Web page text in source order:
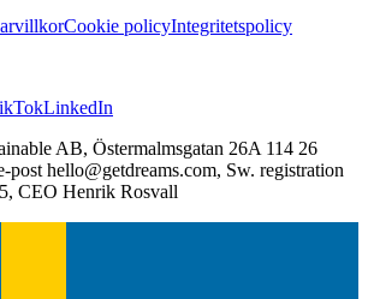
Cookie policyIntegritetspolicy
LinkedIn
AB, Östermalmsgatan 26A 114 26
post hello@getdreams.com, Sw. registration
, CEO Henrik Rosvall